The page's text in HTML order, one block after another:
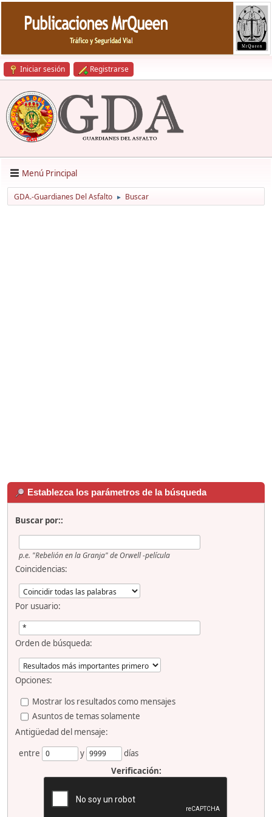
Iniciar sesión Registrarse
Menú Principal
GDA.-Guardianes Del Asfalto ► Buscar
Establezca los parámetros de la búsqueda
Buscar por::
p.e. "Rebelión en la Granja" de Orwell -película
Coincidencias:
Por usuario:
Orden de búsqueda:
Opciones:
Mostrar los resultados como mensajes
Asuntos de temas solamente
Antigüedad del mensaje:
entre
y
días
Verificación: